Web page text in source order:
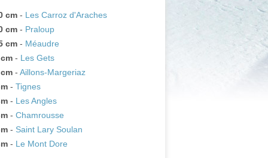
cm - Les Carroz d'Araches
cm - Praloup
cm - Méaudre
- Les Gets
- Aillons-Margeriaz
- Tignes
- Les Angles
- Chamrousse
- Saint Lary Soulan
- Le Mont Dore